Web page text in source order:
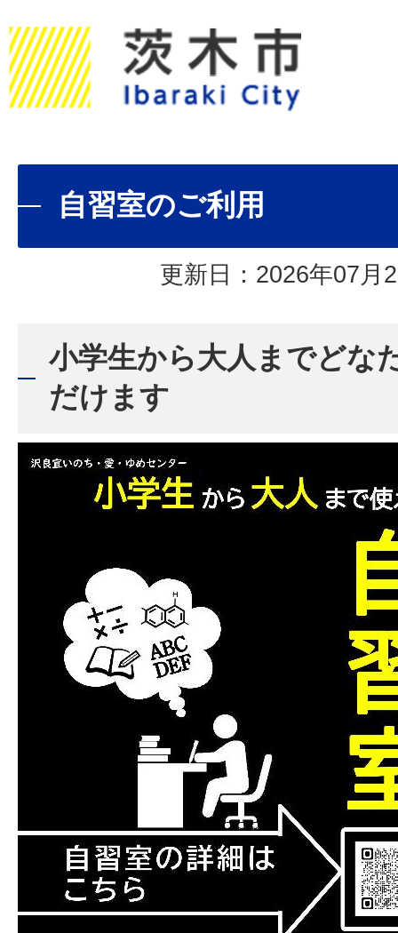
自習室のご利用
更新日：2026年07月
小学生から大人までどな
だけます